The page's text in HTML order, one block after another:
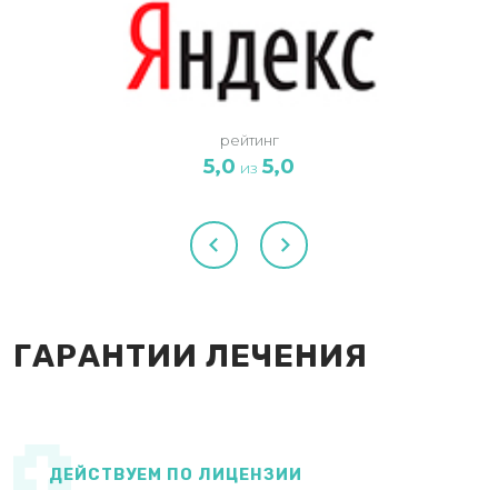
рейтинг
5,0 из 5,0
ГАРАНТИИ ЛЕЧЕНИЯ
ДЕЙСТВУЕМ ПО ЛИЦЕНЗИИ